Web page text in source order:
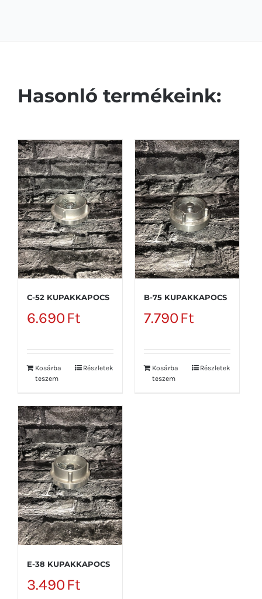
Hasonló termékeink:
C-52 KUPAKKAPOCS
6.690Ft
Kosárba
teszem
Részletek
B-75 KUPAKKAPOCS
7.790Ft
Kosárba
teszem
Részletek
E-38 KUPAKKAPOCS
3.490Ft